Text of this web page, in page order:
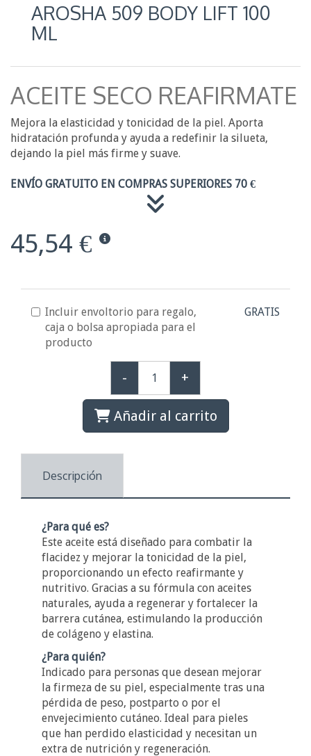
AROSHA 509 BODY LIFT 100
ML
ACEITE SECO REAFIRMATE
Mejora la elasticidad y tonicidad de la piel. Aporta
hidratación profunda y ayuda a redefinir la silueta,
dejando la piel más firme y suave.
ENVÍO GRATUITO EN COMPRAS SUPERIORES 70 €
45,54 €
Incluir envoltorio para regalo,
caja o bolsa apropiada para el
producto
GRATIS
- +
Añadir al carrito
Descripción
¿Para qué es?
Este aceite está diseñado para combatir la
flacidez y mejorar la tonicidad de la piel,
proporcionando un efecto reafirmante y
nutritivo. Gracias a su fórmula con aceites
naturales, ayuda a regenerar y fortalecer la
barrera cutánea, estimulando la producción
de colágeno y elastina.
¿Para quién?
Indicado para personas que desean mejorar
la firmeza de su piel, especialmente tras una
pérdida de peso, postparto o por el
envejecimiento cutáneo. Ideal para pieles
que han perdido elasticidad y necesitan un
extra de nutrición y regeneración.